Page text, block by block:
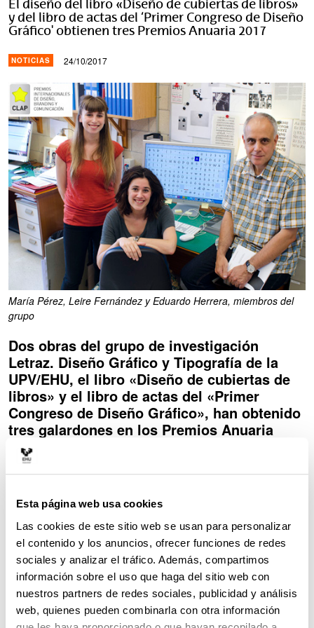
Esta página web usa cookies
Las cookies de este sitio web se usan para personalizar
el contenido y los anuncios, ofrecer funciones de redes
sociales y analizar el tráfico. Además, compartimos
información sobre el uso que haga del sitio web con
nuestros partners de redes sociales, publicidad y análisis
web, quienes pueden combinarla con otra información
El diseño del libro «Diseño de cubiertas de libros»
y del libro de actas del ‘Primer Congreso de Diseño
Gráfico' obtienen tres Premios Anuaria 2017
NOTICIAS 24/10/2017
María Pérez, Leire Fernández y Eduardo Herrera, miembros del
grupo
Dos obras del grupo de investigación
Letraz. Diseño Gráfico y Tipografía de la
UPV/EHU, el libro «Diseño de cubiertas de
libros» y el libro de actas del «Primer
Congreso de Diseño Gráfico», han obtenido
tres galardones en los Premios Anuaria
2017 de diseño gráfico. En concreto, el
trabajo «Diseño de cubiertas de libros» ha
obtenido el Premio Anuria de Oro al mejor
diseño editorial y el Premio Anuaria
Selección a la mejor cubierta. Publicado por
la editorial Síntesis, «Diseño de cubiertas
de libros» recopila más de 650 cubiertas de
libros, seleccionadas del panorama
profesional internacional del diseño
editorial. Aparecen agrupadas según
aquella de las 75 figuras retóricas